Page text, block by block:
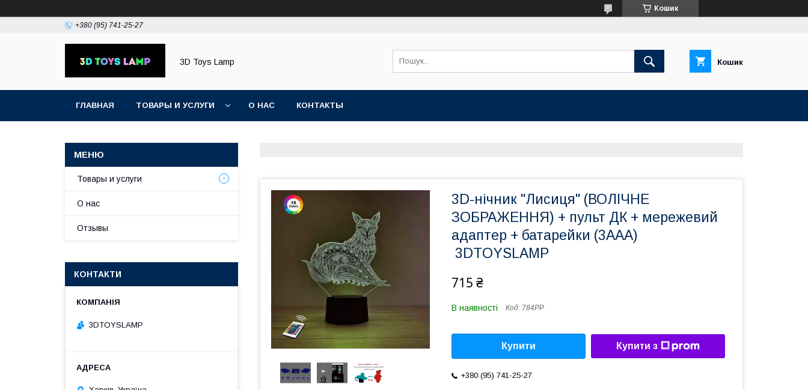
Кошик
+380 (95) 741-25-27
3D Toys Lamp Кошик
ГЛАВНАЯ ТОВАРЫ И УСЛУГИ О НАС КОНТАКТЫ
3D-нічник "Лисиця" (ВОЛІЧНЕ
ЗОБРАЖЕННЯ) + пульт ДК + мережевий
адаптер + батарейки (3ААА)
3DTOYSLAMP
715 ₴
В наявності Код: 784РР
Купити Купити з
+380 (95) 741-25-27
Товары и услуги
О нас
Отзывы
КОНТАКТИ
3DTOYSLAMP